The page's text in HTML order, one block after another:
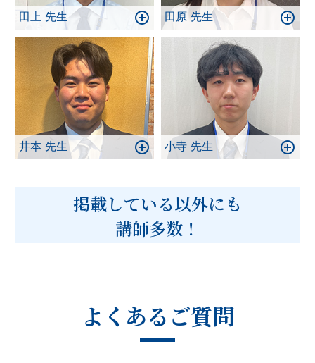
田上 先生 田原 先生
井本 先生 小寺 先生
掲載している以外にも
講師多数！
よくあるご質問